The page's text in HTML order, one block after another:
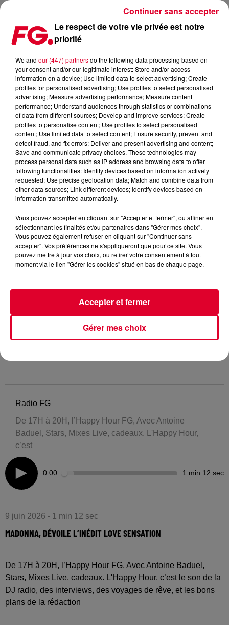
MADONNA, DÉVOILE L’INÉDIT LOVE SENSATION
Radio FG
De 17H à 20H, l’Happy Hour FG, Avec Antoine
Baduel, Stars, Mixes Live, cadeaux. L'Happy Hour,
c’est
0:00 1 min 12 sec
9 juin 2026 - 1 min 12 sec
MADONNA, DÉVOILE L’INÉDIT LOVE SENSATION
De 17H à 20H, l’Happy Hour FG, Avec Antoine Baduel,
Stars, Mixes Live, cadeaux. L'Happy Hour, c’est le son de la
DJ radio, des interviews, des voyages de rêve, et les bons
plans de la rédaction
Le respect de votre vie privée est notre
priorité
We and our (447) partnersdo the following data processing based on
your consent and/or our legitimate interest: Store and/or access
information on a device; Use limited data to select advertising; Create
profiles for personalised advertising; Use profiles to select personalised
advertising; Measure advertising performance; Measure content
performance; Understand audiences through statistics or combinations
of data from different sources; Develop and improve services; Create
profiles to personalise content; Use profiles to select personalised
content; Use limited data to select content; Ensure security, prevent and
detect fraud, and fix errors; Deliver and present advertising and content;
Save and communicate privacy choices. These technologies may
process personal data such as IP address and browsing data to offer
following functionalities: Identify devices based on information actively
requested; Use precise geolocation data; Match and combine data from
other data sources; Link different devices; Identify devices based on
information transmitted automatically.
Vous pouvez accepter en cliquant sur "Accepter et fermer", ou affiner en
sélectionnant les finalités et/ou partenaires dans "Gérer mes choix".
Vous pouvez également refuser en cliquant sur "Continuer sans
accepter". Vos préférences ne s'appliqueront que pour ce site. Vous
pouvez mettre à jour vos choix, ou retirer votre consentement à tout
moment via le lien "Gérer les cookies" situé en bas de chaque page.
Gérer mes choix
Accepter et fermer
Continuer sans accepter